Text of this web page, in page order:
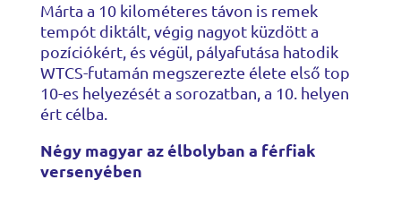
Márta a 10 kilométeres távon is remek
tempót diktált, végig nagyot küzdött a
pozíciókért, és végül, pályafutása hatodik
WTCS-futamán megszerezte élete első top
10-es helyezését a sorozatban, a 10. helyen
ért célba.
Négy magyar az élbolyban a férfiak
versenyében